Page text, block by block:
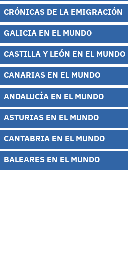
CRÓNICAS DE LA EMIGRACIÓN
GALICIA EN EL MUNDO
CASTILLA Y LEÓN EN EL MUNDO
CANARIAS EN EL MUNDO
ANDALUCÍA EN EL MUNDO
ASTURIAS EN EL MUNDO
CANTABRIA EN EL MUNDO
BALEARES EN EL MUNDO